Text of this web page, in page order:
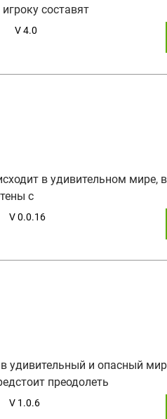
составят
V 4.0
в удивительном мире,
с
V 0.0.16
в удивительный и опасный
преодолеть
V 1.0.6